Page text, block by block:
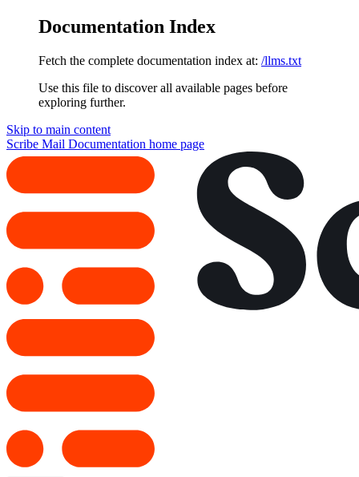
Documentation Index
Fetch the complete documentation index at: /llms.txt
Use this file to discover all available pages before
exploring further.
Skip to main content
Scribe Mail Documentation home page